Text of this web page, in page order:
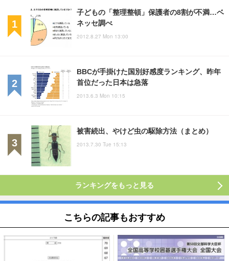
子どもの「整理整頓」保護者の8割が不満…ベ
ネッセ調べ
2012.8.27 Mon 13:00
BBCが手掛けた国別好感度ランキング、昨年
首位だった日本は急落
2013.6.3 Mon 10:15
被害続出、やけど虫の駆除方法（まとめ）
2013.7.30 Tue 15:13
ランキングをもっと見る
こちらの記事もおすすめ